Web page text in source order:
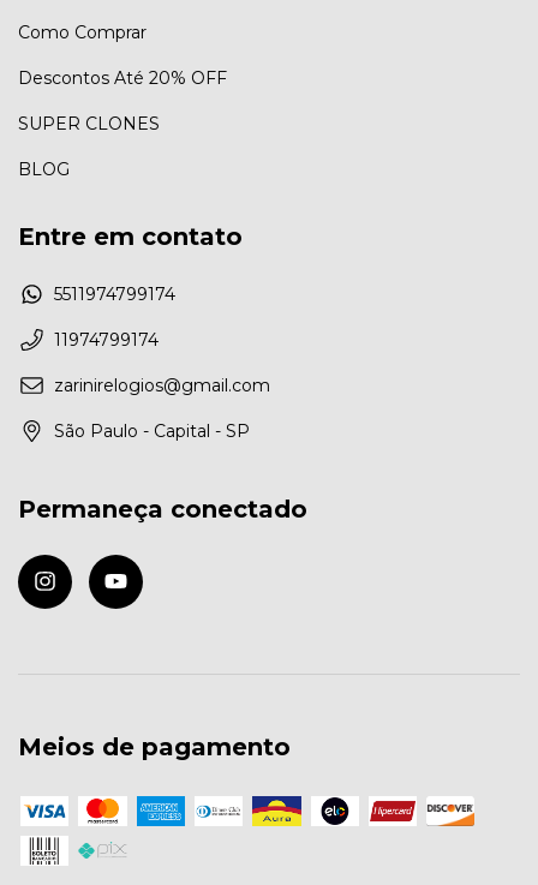
Como Comprar
Descontos Até 20% OFF
SUPER CLONES
BLOG
Entre em contato
5511974799174
11974799174
zarinirelogios@gmail.com
São Paulo - Capital - SP
Permaneça conectado
Meios de pagamento